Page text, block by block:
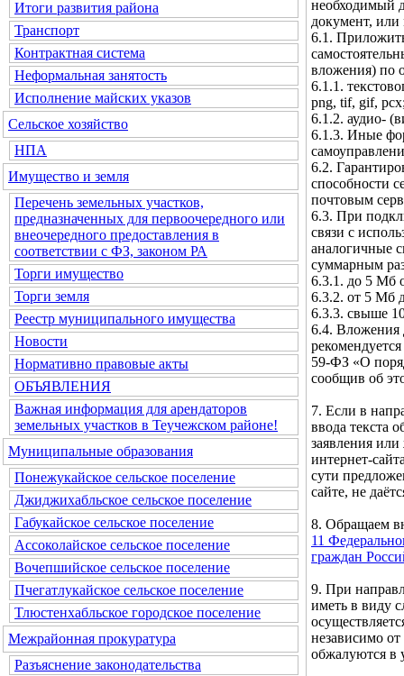
Итоги развития района
Транспорт
Контрактная система
Неформальная занятость
Исполнение майских указов
Сельское хозяйство
НПА
Имущество и земля
Перечень земельных участков,
предназначенных для первоочередного или
внеочередного предоставления в
соответствии с ФЗ, законом РА
Торги имущество
Торги земля
Реестр муниципального имущества
Новости
Нормативно правовые акты
ОБЪЯВЛЕНИЯ
Важная информация для арендаторов
земельных участков в Теучежском районе!
Муниципальные образования
Понежукайское сельское поселение
Джиджихабльское сельское поселение
Габукайское сельское поселение
Ассоколайское сельское поселение
Вочепшийское сельское поселение
Пчегатлукайское сельское поселение
Тлюстенхабльское городское поселение
Межрайонная прокуратура
Разъяснение законодательства
необходимый
документ,
6.1.
вложения) по
6.1.1.
png, tif, gif,
6.1.2. аудио-
6.1.3. Иные
6.2.
способности
почтовым
6.3. При
связи с
аналогичные
суммарным
6.3.1. до 5 Мб
6.3.2. от 5 Мб
6.3.3. свыше
6.4. Вложения
59-ФЗ «О
сообщив об
7. Если в
ввода текста
заявления
интернет-
сути
сайте, не
8. Обращаем
11
граждан
9. При
иметь в виду
независимо
обжалуются в